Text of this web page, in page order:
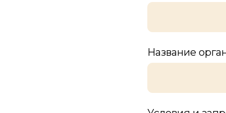
Название